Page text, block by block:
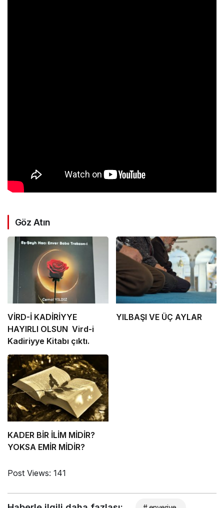
Göz Atın
VİRD-İ KADİRİYYE
HAYIRLI OLSUN Vird-i
Kadiriyye Kitabı çıktı.
YILBAŞI VE ÜÇ AYLAR
KADER BİR İLİM MİDİR?
YOKSA EMİR MİDİR?
Post Views: 141